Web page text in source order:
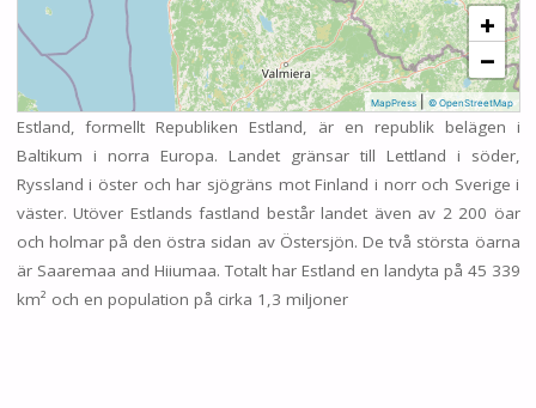
+
−
MapPress| © OpenStreetMap
Estland, formellt Republiken Estland, är en republik belägen i
Baltikum i norra Europa. Landet gränsar till Lettland i söder,
Ryssland i öster och har sjögräns mot Finland i norr och Sverige i
väster. Utöver Estlands fastland består landet även av 2 200 öar
och holmar på den östra sidan av Östersjön. De två största öarna
är Saaremaa and Hiiumaa. Totalt har Estland en landyta på 45 339
km² och en population på cirka 1,3 miljoner